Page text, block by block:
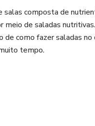
salas composta de
meio de saladas
de como fazer saladas
tempo.